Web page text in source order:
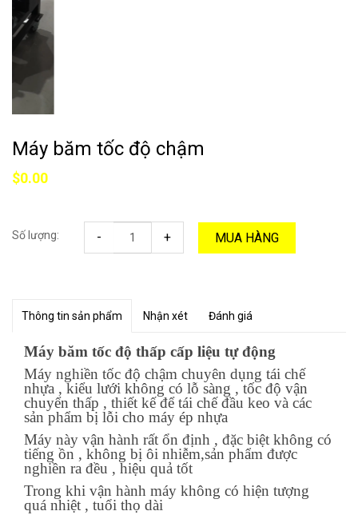
Máy băm tốc độ chậm
$0.00
Số lượng: - + MUA HÀNG
Thông tin sản phẩm Nhận xét Đánh giá
Máy băm tốc độ thấp cấp liệu tự động
Máy nghiền tốc độ chậm chuyên dụng tái chế
nhựa , kiểu lưới không có lỗ sàng , tốc độ vận
chuyển thấp , thiết kế để tái chế đầu keo và các
sản phẩm bị lỗi cho máy ép nhựa
Máy này vận hành rất ổn định , đặc biệt không có
tiếng ồn , không bị ôi nhiễm,sản phẩm được
nghiền ra đều , hiệu quả tốt
Trong khi vận hành máy không có hiện tượng
quá nhiệt , tuổi thọ dài